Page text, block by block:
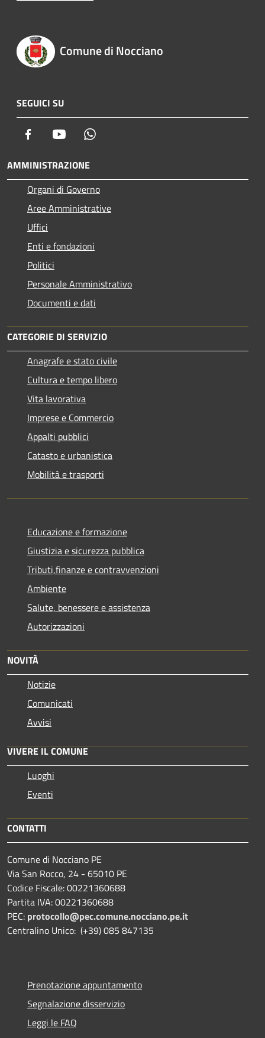
Comune di Nocciano
SEGUICI SU
Facebook Youtube
AMMINISTRAZIONE
Organi di Governo
Aree Amministrative
Uffici
Enti e fondazioni
Politici
Personale Amministrativo
Documenti e dati
CATEGORIE DI SERVIZIO
Anagrafe e stato civile
Cultura e tempo libero
Vita lavorativa
Imprese e Commercio
Appalti pubblici
Catasto e urbanistica
Mobilità e trasporti
Educazione e formazione
Giustizia e sicurezza pubblica
Tributi,finanze e contravvenzioni
Ambiente
Salute, benessere e assistenza
Autorizzazioni
NOVITÀ
Notizie
Comunicati
Avvisi
VIVERE IL COMUNE
Luoghi
Eventi
CONTATTI
Comune di Nocciano PE
Via San Rocco, 24 - 65010 PE
Codice Fiscale: 00221360688
Partita IVA: 00221360688
PEC: protocollo@pec.comune.nocciano.pe.it
Centralino Unico: (+39) 085 847135
Prenotazione appuntamento
Segnalazione disservizio
Leggi le FAQ